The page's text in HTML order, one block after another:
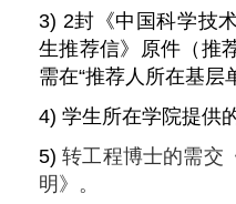
3) 2封《中国科学技
生推荐信》原件（推
需在“推荐人所在基层
4) 学生所在学院提供
5)转工程博士的需交
明》。